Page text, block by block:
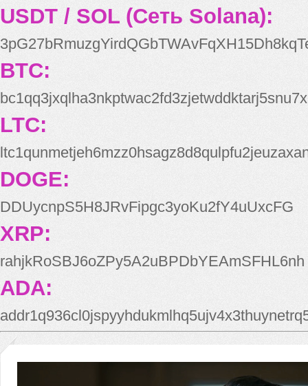
USDT / SOL (Сеть Solana):
BTC:
bc1qq3jxqlha3nkptwac2fd3zjetwddktarj5snu7x
LTC:
DOGE:
DDUycnpS5H8JRvFipgc3yoKu2fY4uUxcFG
XRP:
rahjkRoSBJ6oZPy5A2uBPDbYEAmSFHL6nh
ADA: